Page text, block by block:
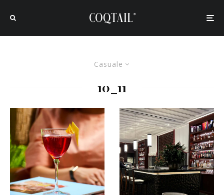
Casuale
10_11